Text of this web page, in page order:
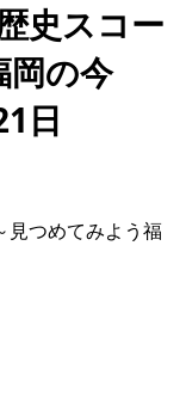
史スコー
岡の今
日